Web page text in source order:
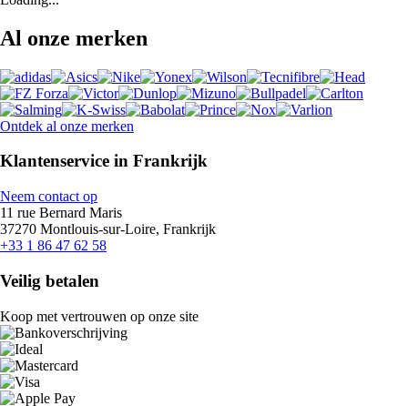
Al onze merken
Ontdek al onze merken
Klantenservice in Frankrijk
Neem contact op
11 rue Bernard Maris
37270 Montlouis-sur-Loire, Frankrijk
+33 1 86 47 62 58
Veilig betalen
Koop met vertrouwen op onze site